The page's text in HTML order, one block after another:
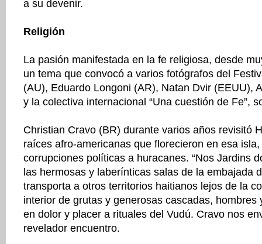
a su devenir.
Religión
La pasión manifestada en la fe religiosa, desde
un tema que convocó a varios fotógrafos del
(AU), Eduardo Longoni (AR), Natan Dvir (EEUU),
y la colectiva internacional “Una cuestión de Fe”,
Christian Cravo (BR) durante varios años revisitó
raíces afro-americanas que florecieron en esa
corrupciones políticas a huracanes. “Nos Jardins
las hermosas y laberínticas salas de la embajada
transporta a otros territorios haitianos lejos de la
interior de grutas y generosas cascadas, hombres
en dolor y placer a rituales del Vudú. Cravo nos
revelador encuentro.